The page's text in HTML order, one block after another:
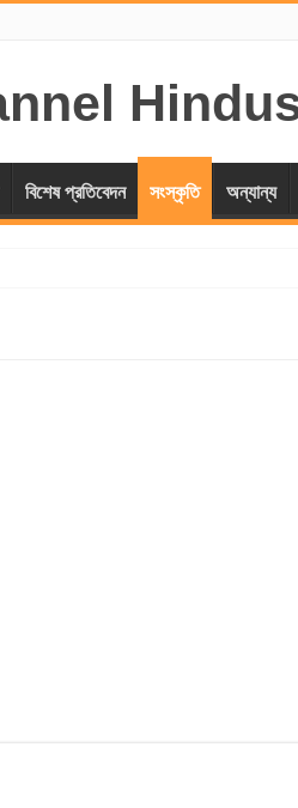
বিশেষ প্রতিবেদন সংস্কৃতি অন্যান্য